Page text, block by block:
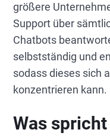
größere
Support über
Chatbots
selbstständig und
sodass dieses sich
konzentrieren kann.
Was